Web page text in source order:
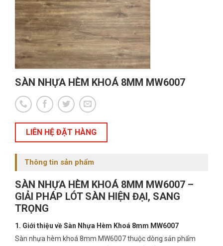
SÀN NHỰA HÈM KHOÁ 8MM MW6007
LIÊN HỆ ĐẶT HÀNG
Thông tin sản phẩm
SÀN NHỰA HÈM KHOÁ 8MM MW6007 –
GIẢI PHÁP LÓT SÀN HIỆN ĐẠI, SANG
TRỌNG
1. Giới thiệu về Sàn Nhựa Hèm Khoá 8mm MW6007
Sàn nhựa hèm khoá 8mm MW6007 thuộc dòng sản phẩm